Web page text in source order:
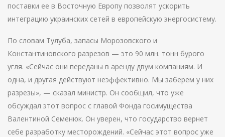
поставки ее в Восточную Европу позволят ускорить
интеграцию украинских сетей в европейскую энергосистему.
По словам Тулуба, запасы Морозовского и
Константиновского разрезов — это 90 млн. тонн бурого
угля. «Сейчас они переданы в аренду двум компаниям. И
одна, и другая действуют неэффективно. Мы заберем у них
разрезы», — сказал министр. Он сообщил, что уже
обсуждал этот вопрос с главой Фонда госимущества
Валентиной Семенюк. Он уверен, что государство вернет
себе разработку месторождений. «Сейчас этот вопрос уже